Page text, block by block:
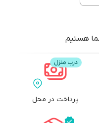
هستیم
پرداخت در محل